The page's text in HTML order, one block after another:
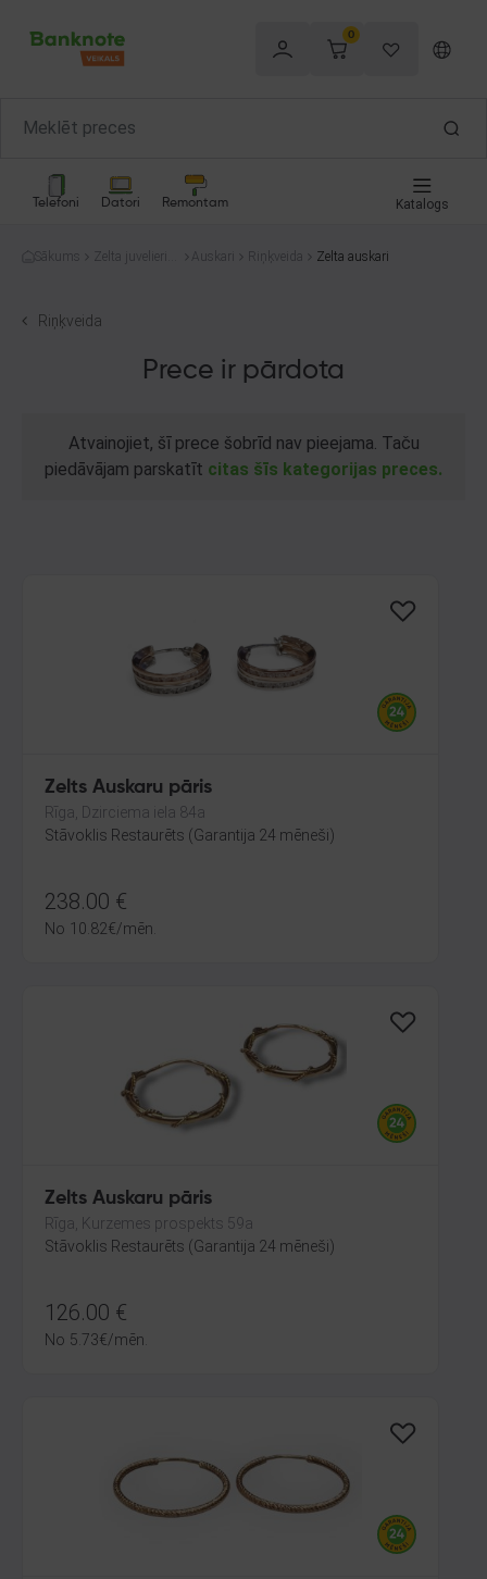
0
Telefoni Datori Remontam Katalogs
Sākums
Zelta juvelierizs
Auskari Riņķveida Zelta auskari
Riņķveida
Prece ir pārdota
Atvainojiet, šī prece šobrīd nav pieejama. Taču
piedāvājam parskatīt citas šīs kategorijas preces.
Zelts Auskaru pāris
Rīga, Dzirciema iela 84a
Stāvoklis Restaurēts (Garantija 24 mēneši)
238.00 €
No 10.82€/mēn.
Zelts Auskaru pāris
Rīga, Kurzemes prospekts 59a
Stāvoklis Restaurēts (Garantija 24 mēneši)
126.00 €
No 5.73€/mēn.